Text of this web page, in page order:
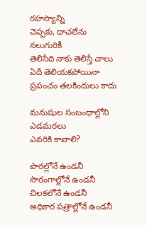
రహస్యాన్ని
చెప్పకు, దాచలేను
నలుగురికీ
తెలిసేది నాకు తెలిస్తే చాలు
ఏదీ తెలియకపోయినా
ప్రపంచం తలకిందులు కాదు
మనుషుల సంబంధాల్లోని
ఎడమరలు
ఎవరికి కావాలి?
పొరల్లోనే ఉండనీ
సొరంగాల్లోనే ఉండనీ
చిలకలోనే ఉండనీ
అధికార పత్రాల్లోనే ఉండనీ